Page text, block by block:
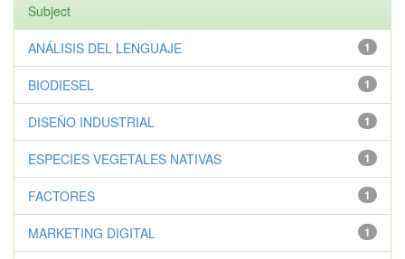
Subject
1
ANÁLISIS DEL LENGUAJE
1
BIODIESEL
1
DISEÑO INDUSTRIAL
1
ESPECIES VEGETALES NATIVAS
1
FACTORES
1
MARKETING DIGITAL